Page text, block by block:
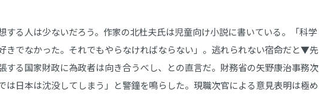
る人は少ないだろう。作家の北杜夫氏は児童向け小説に書いている。「科学
きでなかった。それでもやらなければならない」。逃れられない宿命だと▼先
する国家財政に為政者は向き合うべし、との直言だ。財務省の矢野康治事務次
は日本は沈没してしまう」と警鐘を鳴らした。現職次官による意見表明は極め